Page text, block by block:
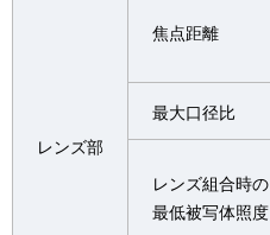
レンズ部
焦点距離
最大口径比
レンズ組合時の
最低被写体照度